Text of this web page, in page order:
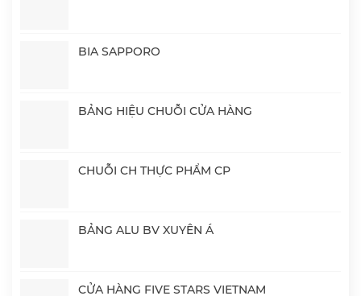
BIA SAPPORO
BẢNG HIỆU CHUỖI CỬA HÀNG
CHUỖI CH THỰC PHẨM CP
BẢNG ALU BV XUYÊN Á
CỬA HÀNG FIVE STARS VIETNAM